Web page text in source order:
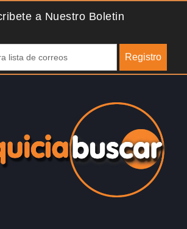
a Nuestro Boletin
Registro